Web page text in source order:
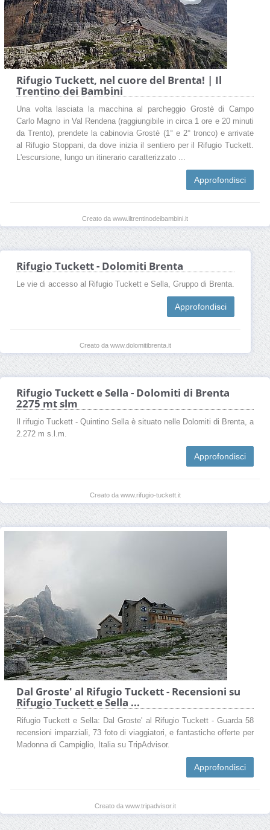
Rifugio Tuckett, nel cuore del Brenta! | Il
Trentino dei Bambini
Una volta lasciata la macchina al parcheggio Grostè di Campo
Carlo Magno in Val Rendena (raggiungibile in circa 1 ore e 20 minuti
da Trento), prendete la cabinovia Grostè (1° e 2° tronco) e arrivate
al Rifugio Stoppani, da dove inizia il sentiero per il Rifugio Tuckett.
L'escursione, lungo un itinerario caratterizzato ...
Approfondisci
Creato da www.iltrentinodeibambini.it
Rifugio Tuckett - Dolomiti Brenta
Le vie di accesso al Rifugio Tuckett e Sella, Gruppo di Brenta.
Approfondisci
Creato da www.dolomitibrenta.it
Rifugio Tuckett e Sella - Dolomiti di Brenta
2275 mt slm
Il rifugio Tuckett - Quintino Sella è situato nelle Dolomiti di Brenta, a
2.272 m s.l.m.
Approfondisci
Creato da www.rifugio-tuckett.it
Dal Groste' al Rifugio Tuckett - Recensioni su
Rifugio Tuckett e Sella ...
Rifugio Tuckett e Sella: Dal Groste' al Rifugio Tuckett - Guarda 58
recensioni imparziali, 73 foto di viaggiatori, e fantastiche offerte per
Madonna di Campiglio, Italia su TripAdvisor.
Approfondisci
Creato da www.tripadvisor.it